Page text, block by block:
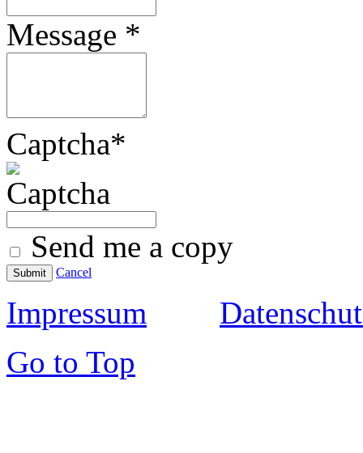
Message *
Captcha*
Send me a copy
Submit Cancel
Impressum
Go to Top